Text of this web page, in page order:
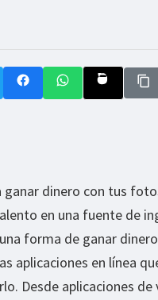
dinero con tus
en una fuente de
forma de ganar
aplicaciones en línea
Desde aplicaciones de